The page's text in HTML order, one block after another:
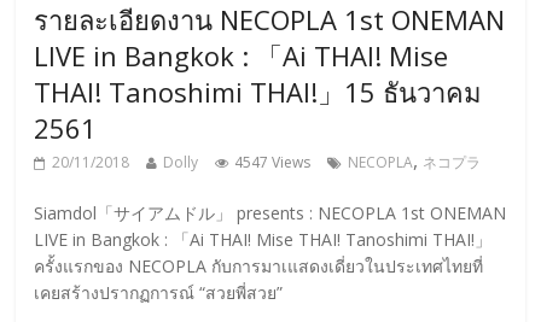
รายละเอียดงาน NECOPLA 1st ONEMAN
LIVE in Bangkok : 「Ai THAI! Mise
THAI! Tanoshimi THAI!」15 ธันวาคม
2561
20/11/2018 Dolly 4547 Views NECOPLA, ネコプラ
Siamdol「サイアムドル」 presents : NECOPLA 1st ONEMAN
LIVE in Bangkok : 「Ai THAI! Mise THAI! Tanoshimi THAI!」
ครั้งแรกของ NECOPLA กับการมาเแสดงเดี่ยวในประเทศไทยที่
เคยสร้างปรากฏการณ์ “สวยพี่สวย”